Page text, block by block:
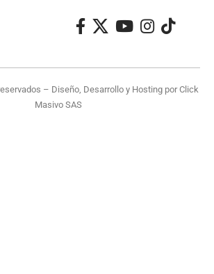
– Diseño, Desarrollo y Hosting porClick
Masivo SAS